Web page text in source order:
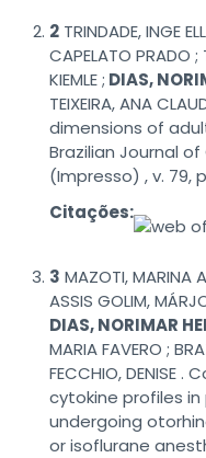
2 TRINDADE, INGE
CAPELATO PRADO ;
KIEMLE ; DIAS,
TEIXEIRA, ANA
dimensions of
Brazilian Journal
(Impresso) , v. 79,
Citações:
3 MAZOTI, MARINA
ASSIS GOLIM,
DIAS, NORIMAR
MARIA FAVERO ;
FECCHIO,
cytokine profiles
undergoing
or isoflurane